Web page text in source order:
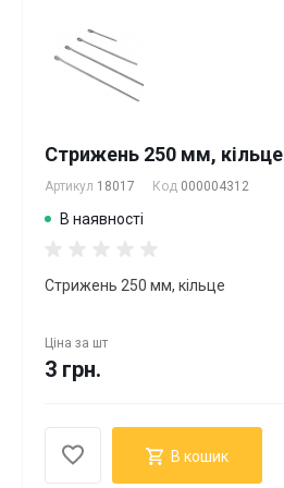
Стрижень 250 мм, кільце
Артикул 18017 Код 000004312
В наявності
Стрижень 250 мм, кільце
Ціна за шт
3 грн.
В кошик